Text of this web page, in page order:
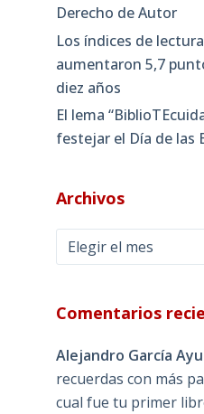
Derecho de Autor
Los índices de
aumentaron 5,7
diez años
El lema
festejar el Día de las
Archivos
Archivos
Comentarios
Alejandro García
recuerdas con más
cual fue tu primer